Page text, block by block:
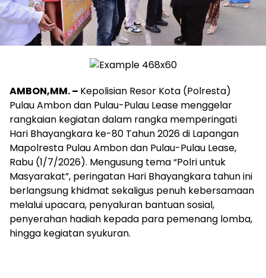
AMBON,MM. – Kepolisian Resor Kota (Polresta)
Pulau Ambon dan Pulau-Pulau Lease menggelar
rangkaian kegiatan dalam rangka memperingati
Hari Bhayangkara ke-80 Tahun 2026 di Lapangan
Mapolresta Pulau Ambon dan Pulau-Pulau Lease,
Rabu (1/7/2026). Mengusung tema “Polri untuk
Masyarakat”, peringatan Hari Bhayangkara tahun ini
berlangsung khidmat sekaligus penuh kebersamaan
melalui upacara, penyaluran bantuan sosial,
penyerahan hadiah kepada para pemenang lomba,
hingga kegiatan syukuran.